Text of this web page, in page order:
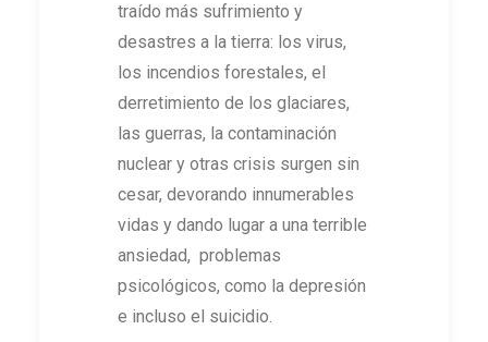
traído más sufrimiento y
desastres a la tierra: los virus,
los incendios forestales, el
derretimiento de los glaciares,
las guerras, la contaminación
nuclear y otras crisis surgen sin
cesar, devorando innumerables
vidas y dando lugar a una terrible
ansiedad, problemas
psicológicos, como la depresión
e incluso el suicidio.